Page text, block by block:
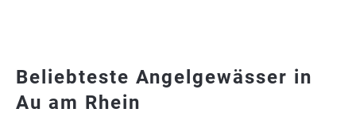
Beliebteste Angelgewässer in
Au am Rhein